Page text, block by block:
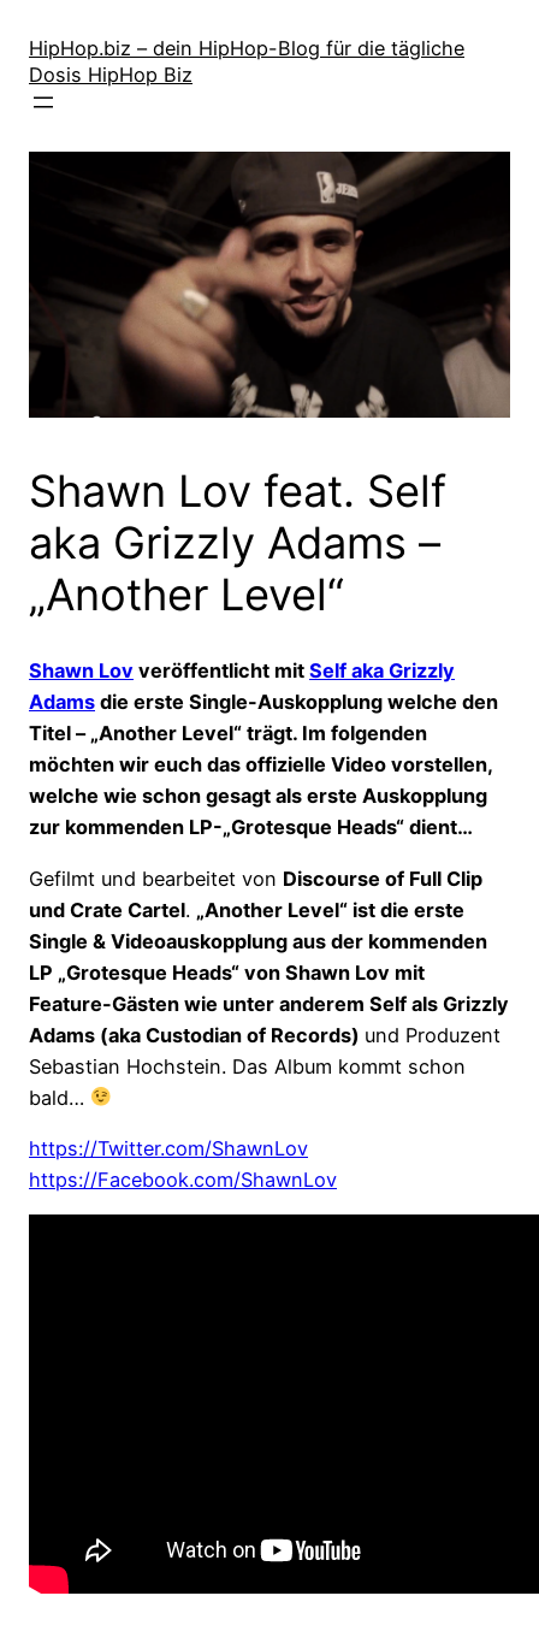
Inhalt
springen
HipHop.biz – dein HipHop-Blog für die tägliche
Dosis HipHop Biz
Shawn Lov feat. Self
aka Grizzly Adams –
„Another Level“
Shawn Lov veröffentlicht mit Self aka Grizzly
Adams die erste Single-Auskopplung welche den
Titel – „Another Level“ trägt. Im folgenden
möchten wir euch das offizielle Video vorstellen,
welche wie schon gesagt als erste Auskopplung
zur kommenden LP-„Grotesque Heads“ dient…
Gefilmt und bearbeitet von Discourse of Full Clip
und Crate Cartel. „Another Level“ ist die erste
Single & Videoauskopplung aus der kommenden
LP „Grotesque Heads“ von Shawn Lov mit
Feature-Gästen wie unter anderem Self als Grizzly
Adams (aka Custodian of Records) und Produzent
Sebastian Hochstein. Das Album kommt schon
bald…
https://Twitter.com/ShawnLov
https://Facebook.com/ShawnLov